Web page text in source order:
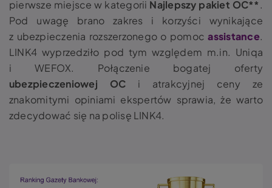
pierwsze miejsce w kategorii Najlepszy pakiet OC**.
Pod uwagę brano zakres i korzyści wynikające
z ubezpieczenia rozszerzonego o pomocassistance.
LINK4 wyprzedziło pod tym względem m.in. Uniqa
i WEFOX. Połączenie bogatej oferty
ubezpieczeniowej OC i atrakcyjnej ceny ze
znakomitymi opiniami ekspertów sprawia, że warto
zdecydować się na polisę LINK4.